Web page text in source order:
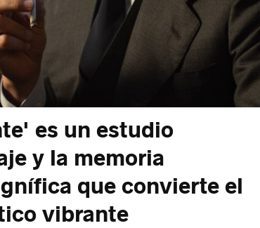
es un estudio
y la memoria
que convierte el
vibrante